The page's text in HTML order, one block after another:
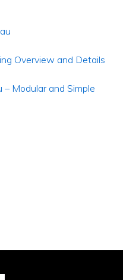
Overview and Details
Modular and Simple